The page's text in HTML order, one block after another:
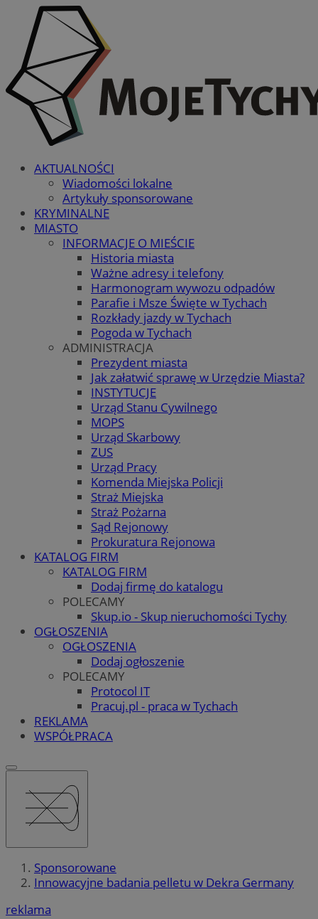
AKTUALNOŚCI
Wiadomości lokalne
Artykuły sponsorowane
KRYMINALNE
MIASTO
INFORMACJE O MIEŚCIE
Historia miasta
Ważne adresy i telefony
Harmonogram wywozu odpadów
Parafie i Msze Święte w Tychach
Rozkłady jazdy w Tychach
Pogoda w Tychach
ADMINISTRACJA
Prezydent miasta
Jak załatwić sprawę w Urzędzie Miasta?
INSTYTUCJE
Urząd Stanu Cywilnego
MOPS
Urząd Skarbowy
ZUS
Urząd Pracy
Komenda Miejska Policji
Straż Miejska
Straż Pożarna
Sąd Rejonowy
Prokuratura Rejonowa
KATALOG FIRM
KATALOG FIRM
Dodaj firmę do katalogu
POLECAMY
Skup.io - Skup nieruchomości Tychy
OGŁOSZENIA
OGŁOSZENIA
Dodaj ogłoszenie
POLECAMY
Protocol IT
Pracuj.pl - praca w Tychach
REKLAMA
WSPÓŁPRACA
Sponsorowane
Innowacyjne badania pelletu w Dekra Germany
reklama